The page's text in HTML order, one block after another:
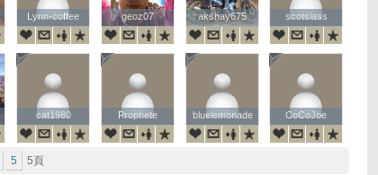
Lynn-coffee
Lynn-coffee geoz07
geoz07 akshay675
akshay675 scotslass
scotslass
cat1980
cat1980 Prophete
Prophete bluelemonade
bluelemonade CoCoJoe
CoCoJoe
5 5頁